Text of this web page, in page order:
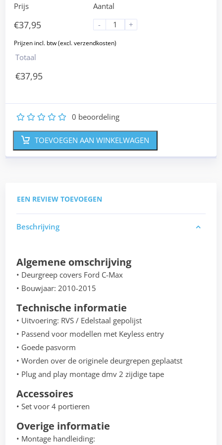
Prijs
€37,95
Aantal
-
+
Totaal
€37,95
5
4
3
2 0 beoordeling
TOEVOEGEN AAN WINKELWAGEN
EEN REVIEW TOEVOEGEN
Beschrijving
Algemene omschrijving
• Deurgreep covers Ford C-Max
• Bouwjaar: 2010-2015
Technische informatie
• Uitvoering: RVS / Edelstaal gepolijst
• Passend voor modellen met Keyless entry
• Goede pasvorm
• Worden over de originele deurgrepen geplaatst
• Plug and play montage dmv 2 zijdige tape
Accessoires
• Set voor 4 portieren
Overige informatie
• Montage handleiding: